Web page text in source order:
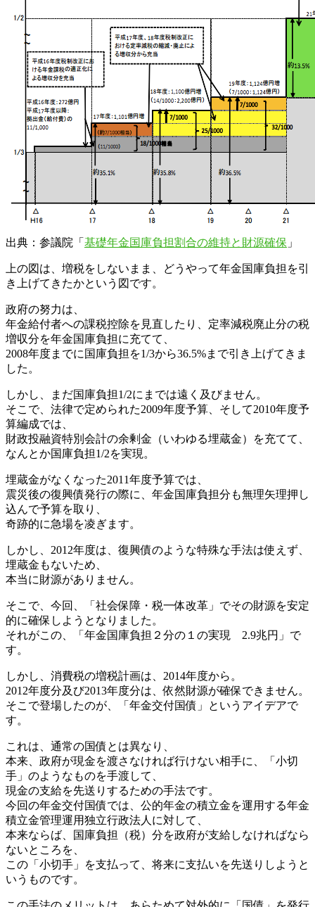
出典：参議院「 基礎年金国庫負担割合の維持と財源確保 」
上の図は、増税をしないまま、どうやって年金国庫負担を引
き上げてきたかという図です。
政府の努力は、
年金給付者への課税控除を見直したり、定率減税廃止分の税
増収分を年金国庫負担に充てて、
2008年度までに国庫負担を1/3から36.5%まで引き上げてきま
した。
しかし、まだ国庫負担1/2にまでは遠く及びません。
そこで、法律で定められた2009年度予算、そして2010年度予
算編成では、
財政投融資特別会計の余剰金（いわゆる埋蔵金）を充てて、
なんとか国庫負担1/2を実現。
埋蔵金がなくなった2011年度予算では、
震災後の復興債発行の際に、年金国庫負担分も無理矢理押し
込んで予算を取り、
奇跡的に急場を凌ぎます。
しかし、2012年度は、復興債のような特殊な手法は使えず、
埋蔵金もないため、
本当に財源がありません。
そこで、今回、「社会保障・税一体改革」でその財源を安定
的に確保しようとなりました。
それがこの、「年金国庫負担２分の１の実現 2.9兆円」で
す。
しかし、消費税の増税計画は、2014年度から。
2012年度分及び2013年度分は、依然財源が確保できません。
そこで登場したのが、「年金交付国債」というアイデアで
す。
これは、通常の国債とは異なり、
本来、政府が現金を渡さなければ行けない相手に、「小切
手」のようなものを手渡して、
現金の支給を先送りするための手法です。
今回の年金交付国債では、公的年金の積立金を運用する年金
積立金管理運用独立行政法人に対して、
本来ならば、国庫負担（税）分を政府が支給しなければなら
ないところを、
この「小切手」を支払って、将来に支払いを先送りしようと
いうものです。